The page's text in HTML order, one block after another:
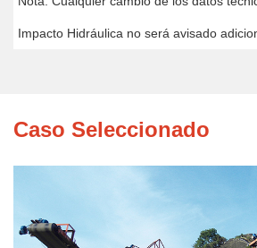
Impacto Hidráulica no será avisado
Caso Seleccionado